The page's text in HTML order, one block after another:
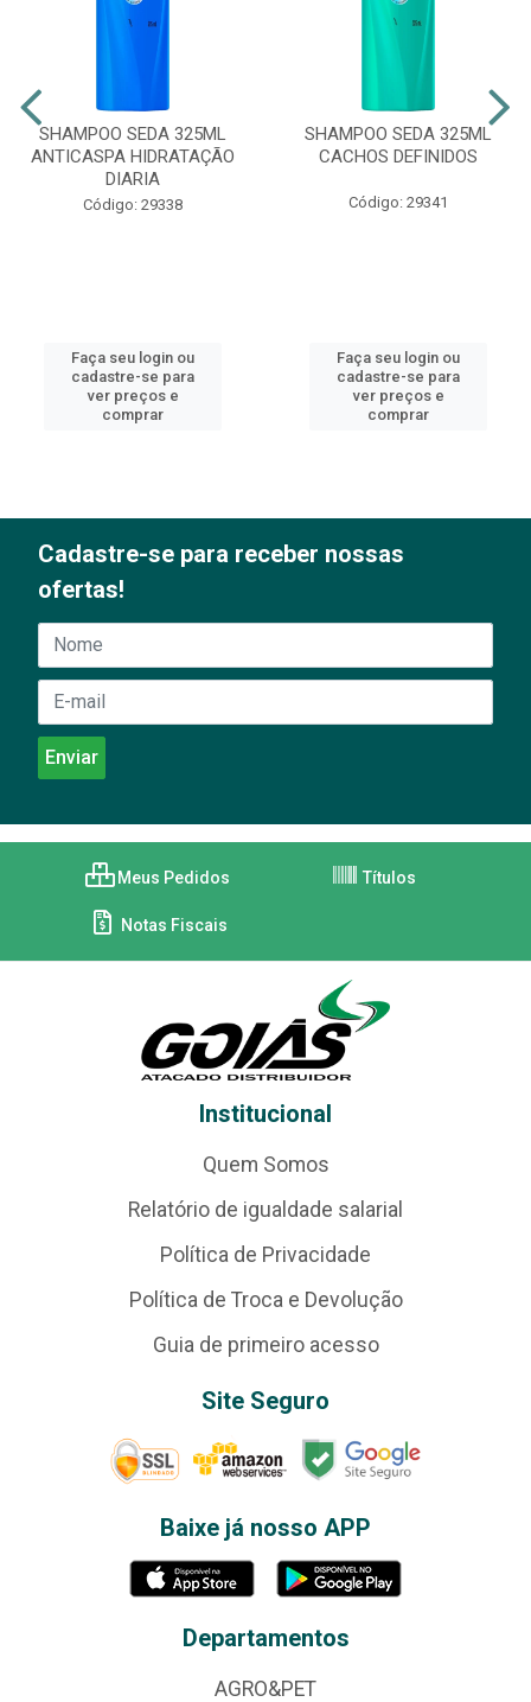
SHAMPOO SEDA 325ML
ANTICASPA HIDRATAÇÃO
DIARIA
Código: 29338
Faça seu login ou
cadastre-se para
ver preços e
comprar
SHAMPOO SEDA 325ML
CACHOS DEFINIDOS
Código: 29341
Faça seu login ou
cadastre-se para
ver preços e
comprar
Cadastre-se para receber nossas
ofertas!
Meus Pedidos Títulos
Notas Fiscais
Institucional
Quem Somos
Relatório de igualdade salarial
Política de Privacidade
Política de Troca e Devolução
Guia de primeiro acesso
Site Seguro
Baixe já nosso APP
Departamentos
AGRO&PET